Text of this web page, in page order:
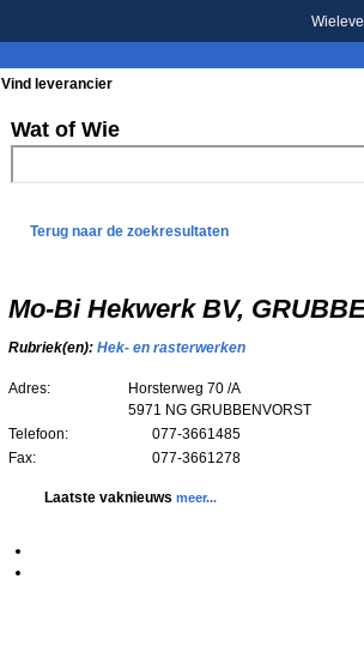
Vind leverancier
Wat of Wie
Terug naar de zoekresultaten
Mo-Bi Hekwerk BV,
Rubriek(en): Hek- en rasterwerken
Adres:
Horsterweg 70 /A
5971 NG GRUBBENVORST
Telefoon:
077-3661485
Fax:
077-3661278
Laatste vaknieuws meer...